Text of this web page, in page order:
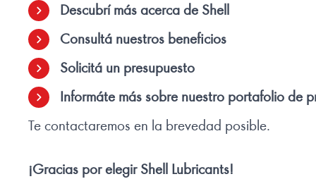
Descubrí más acerca de Shell
Consultá nuestros beneficios
Solicitá un presupuesto
Informáte más sobre nuestro portafolio de
Te contactaremos en la brevedad posible.
¡Gracias por elegir Shell Lubricants!